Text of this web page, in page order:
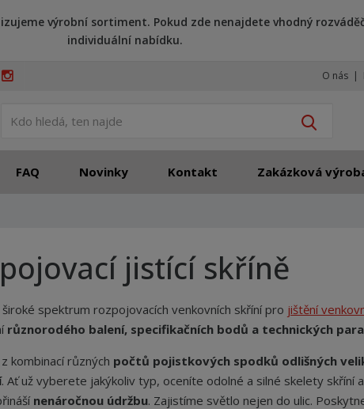
výrobní sortiment. Pokud zde nenajdete vhodný
individuální nabídku.
O nás
l
n
a
j
e
FAQ Novinky Kontakt Zakázková
jistící skříně
široké spektrum rozpojovacích venkovních skříní pro jištění
různorodého balení, specifikačních bodů a technických
kombinací různých počtů pojistkových spodků odlišných
. Ať už vyberete jakýkoliv typ, oceníte odolné a silné skelety skříní a
nenáročnou údržbu. Zajistíme světlo nejen do ulic.